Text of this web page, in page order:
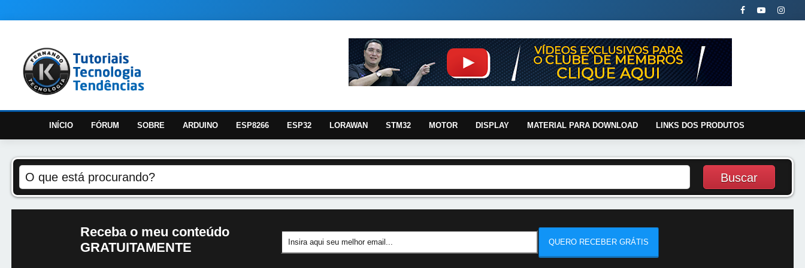
INÍCIO FÓRUM SOBRE ARDUINO ESP8266 ESP32 LORAWAN STM32 MOTOR DISPLAY MATERIAL PARA DOWNLOAD LINKS DOS PRODUTOS
Receba o meu conteúdo
GRATUITAMENTE
QUERO RECEBER GRÁTIS